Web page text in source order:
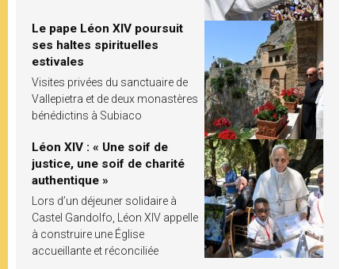
Le pape Léon XIV poursuit
ses haltes spirituelles
estivales
Visites privées du sanctuaire de
Vallepietra et de deux monastères
bénédictins à Subiaco
Léon XIV : « Une soif de
justice, une soif de charité
authentique »
Lors d’un déjeuner solidaire à
Castel Gandolfo, Léon XIV appelle
à construire une Église
accueillante et réconciliée